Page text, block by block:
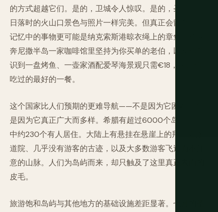
的方式超越它们。是的，卫城令人惊叹。是的，圣托里尼
日落时的火山口景色与照片一样完美。但真正会留存于你
记忆中的事物更可能是纳克索斯港晾衣绳上的章鱼、伯罗
奔尼撒半岛一家咖啡馆里坚持为你买单的老伯，以及你意
识到一盘烤鱼、一壶家酒配爱琴海景观只需€18，这是你
吃过的最好的一餐。
这个国家比人们预期的更难导航——不是因为它困难，而
是因为它真正广大而多样。希腊有超过6000个岛屿，其
中约230个有人居住。大陆上有悬挂在悬崖上的拜占庭修
道院、几乎没有游客的古迹，以及大多数游客飞过而不注
意的山脉。人们为岛屿而来，却只触及了这里真正表面的
皮毛。
旅游饱和岛屿与其他地方的基础设施差距显著。七月的圣